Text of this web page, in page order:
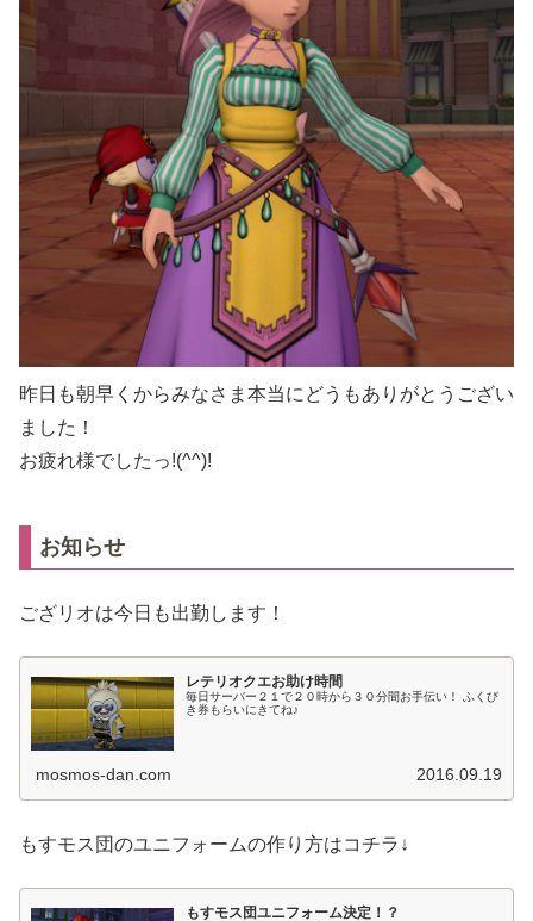
昨日も朝早くからみなさま本当にどうもありがとうござい
ました！
お疲れ様でしたっ!(^^)!
お知らせ
ござリオは今日も出勤します！
レテリオクエお助け時間
毎日サーバー２１で２０時から３０分間お手伝い！ ふくび
き券もらいにきてね♪
mosmos-dan.com 2016.09.19
もすモス団のユニフォームの作り方はコチラ↓
もすモス団ユニフォーム決定！？